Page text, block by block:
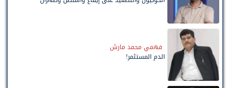
فهمي محمد مارش
الدم المستثمر!